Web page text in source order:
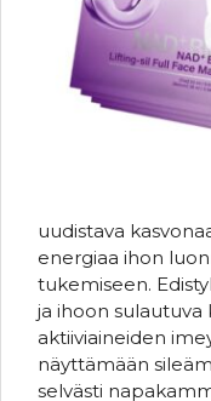
uudistava
energiaa ihon
tukemiseen.
ja ihoon
aktiiviaineiden
näyttämään
selvästi